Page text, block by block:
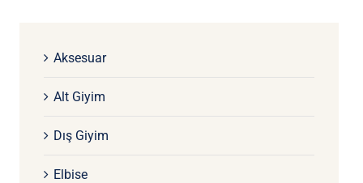
Aksesuar
Alt Giyim
Dış Giyim
Elbise